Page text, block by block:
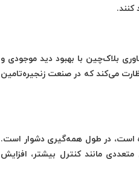
کنند.
بلاک‌چین با بهبود دید موجودی و
می‌کند که در صنعت زنجیره‌تامین
است، در طول همه‌گیری دشوار است.
محلی مزایای متعددی مانند کنترل بیشتر، افزایش